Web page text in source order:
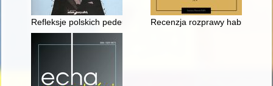
Refleksje polskich pedeutologówRecenzja rozprawy